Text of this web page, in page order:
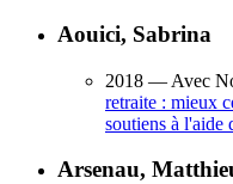
Aouici, Sabrina
2018 — Avec
retraite : mieux
soutiens à l'aide
Arsenau,